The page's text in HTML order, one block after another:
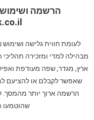
הרשמה
לעומת חווית גלישה
מבהילה למדי ומזכירה
ארץ, מגדר, שפה מעודפת
שאפשר לקבלם או להציעם
הרשמה ארוך יותר מהמסך.
שהוטמעו